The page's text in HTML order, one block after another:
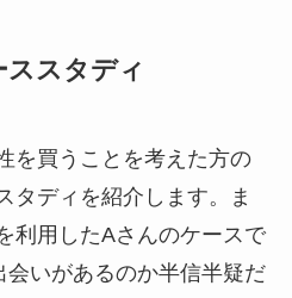
ススタディ
を買うことを考えた方の
タディを紹介します。ま
利用したAさんのケースで
いがあるのか半信半疑だ